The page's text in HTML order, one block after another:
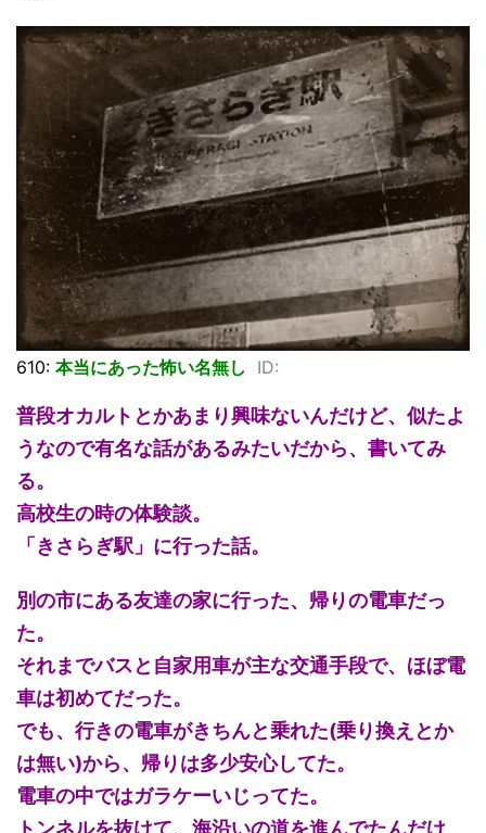
610: 本当にあった怖い名無し ID:
普段オカルトとかあまり興味ないんだけど、似たよ
うなので有名な話があるみたいだから、書いてみ
る。
高校生の時の体験談。
「きさらぎ駅」に行った話。
別の市にある友達の家に行った、帰りの電車だっ
た。
それまでバスと自家用車が主な交通手段で、ほぼ電
車は初めてだった。
でも、行きの電車がきちんと乗れた(乗り換えとか
は無い)から、帰りは多少安心してた。
電車の中ではガラケーいじってた。
トンネルを抜けて、海沿いの道を進んでたんだけ